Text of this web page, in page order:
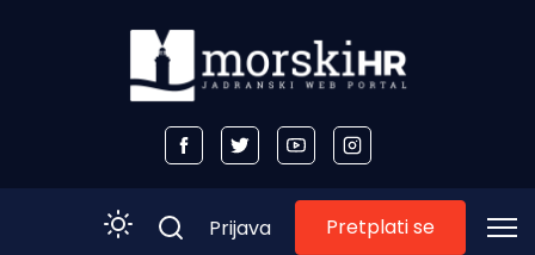
Prijava Pretplati se